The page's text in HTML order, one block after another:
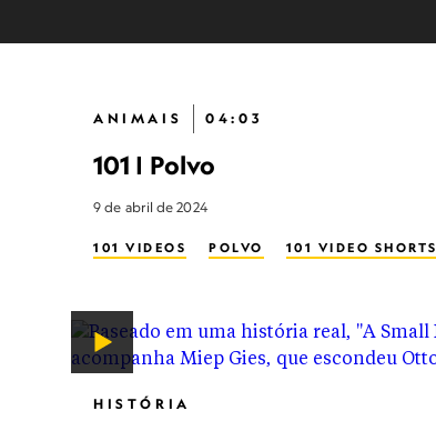
ANIMAIS 04:03
101 | Polvo
9 de abril de 2024
101 VIDEOS POLVO 101 VIDEO SHORTS
HISTÓRIA